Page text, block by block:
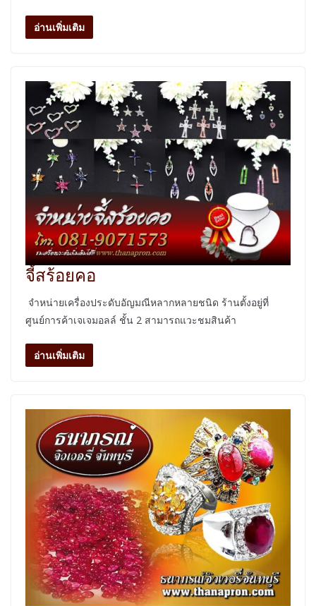
อ่านเพิ่มเติม
จี้สร้อยคอ
จำหน่ายเครื่องประดับอัญมณีหลากหลายชนิด ร้านตั้งอยู่ที่
ศูนย์การค้าเจเจมอลล์ ชั้น 2 สามารถแวะชมสินค้า
อ่านเพิ่มเติม